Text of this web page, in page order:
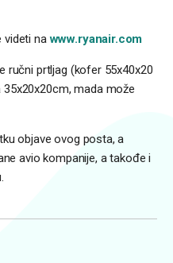
videti nawww.ryanair.com
ručni prtljag (kofer 55x40x20
mada može
objave ovog posta, a
avio kompanije, a takođe i